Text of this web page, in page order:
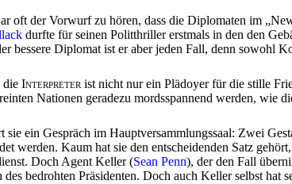
oft der Vorwurf zu hören, dass die Diplomaten im
durfte für seinen Politthriller erstmals in den den
bessere Diplomat ist er aber jeden Fall, denn sowohl
die Interpreterist nicht nur ein Plädoyer für die stille
Nationen geradezu mordsspannend werden, wie
ein Gespräch im Hauptversammlungssaal: Zwei
werden. Kaum hat sie den entscheidenden Satz
Doch Agent Keller (Sean Penn), der den Fall
bedrohten Präsidenten. Doch auch Keller selbst hat